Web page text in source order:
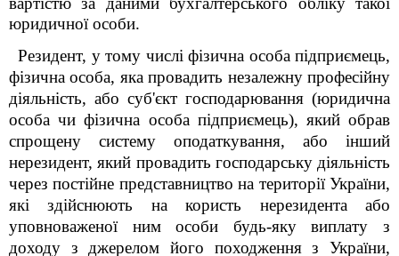
юридичної особи.
Резидент, у тому числі фізична особа підприємець,
фізична особа, яка провадить незалежну професійну
діяльність, або суб'єкт господарювання (юридична
особа чи фізична особа підприємець), який обрав
спрощену систему оподаткування, або інший
нерезидент, який провадить господарську діяльність
через постійне представництво на території України,
які здійснюють на користь нерезидента або
уповноваженої ним особи будь-яку виплату з
доходу з джерелом його походження з України,